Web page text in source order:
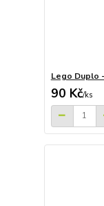
Lego Duplo
90 Kč/ks